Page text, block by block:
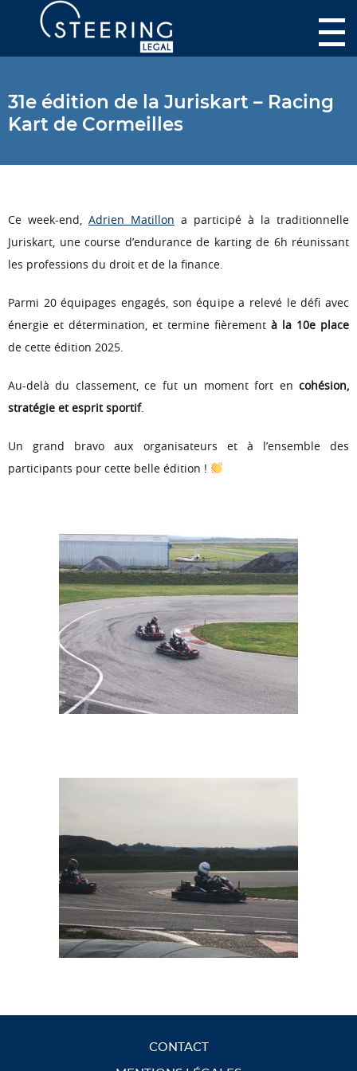
31e édition de la Juriskart – Racing
Kart de Cormeilles
Ce week-end, Adrien Matillon a participé à la traditionnelle
Juriskart, une course d’endurance de karting de 6h réunissant
les professions du droit et de la finance.
Parmi 20 équipages engagés, son équipe a relevé le défi avec
énergie et détermination, et termine fièrement à la 10e place
de cette édition 2025.
Au-delà du classement, ce fut un moment fort en cohésion,
stratégie et esprit sportif.
Un grand bravo aux organisateurs et à l’ensemble des
participants pour cette belle édition !
CONTACT